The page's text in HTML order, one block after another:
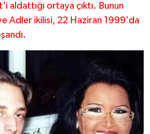
aldattığı ortaya çıktı. Bunun
Adler ikilisi, 22 Haziran 1999'da